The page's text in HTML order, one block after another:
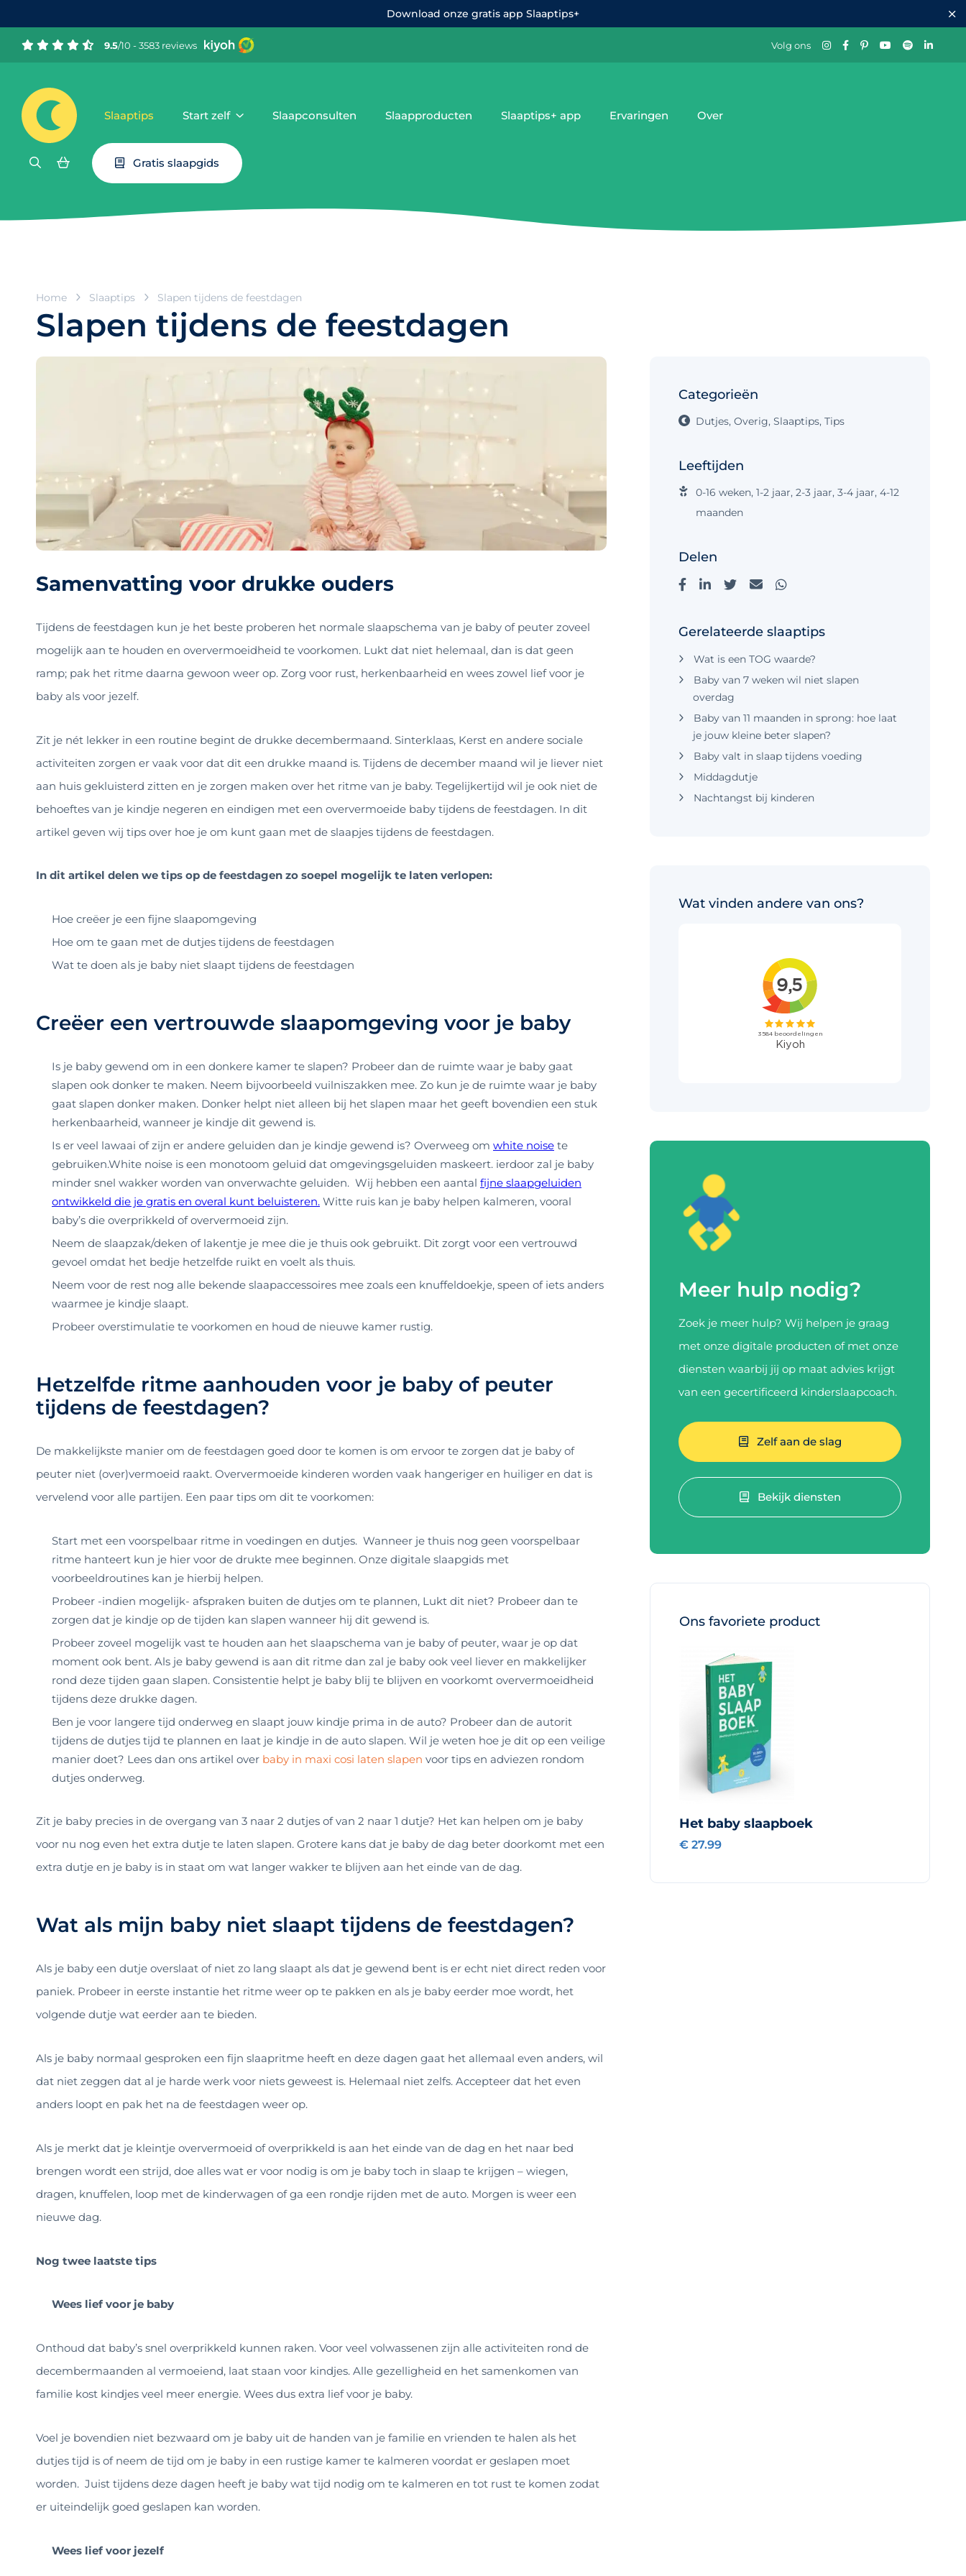
Download onze gratis app Slaaptips+
9.5/10 - 3583 reviews Volg ons
Slaaptips Start zelf Slaapconsulten Slaapproducten Slaaptips+ app Ervaringen Over
Gratis slaapgids
Home Slaaptips Slapen tijdens de feestdagen
Slapen tijdens de feestdagen
Samenvatting voor drukke ouders
Tijdens de feestdagen kun je het beste proberen het normale slaapschema van je baby of peuter zoveel
mogelijk aan te houden en oververmoeidheid te voorkomen. Lukt dat niet helemaal, dan is dat geen
ramp; pak het ritme daarna gewoon weer op. Zorg voor rust, herkenbaarheid en wees zowel lief voor je
baby als voor jezelf.
Zit je nét lekker in een routine begint de drukke decembermaand. Sinterklaas, Kerst en andere sociale
activiteiten zorgen er vaak voor dat dit een drukke maand is. Tijdens de december maand wil je liever niet
aan huis gekluisterd zitten en je zorgen maken over het ritme van je baby. Tegelijkertijd wil je ook niet de
behoeftes van je kindje negeren en eindigen met een oververmoeide baby tijdens de feestdagen. In dit
artikel geven wij tips over hoe je om kunt gaan met de slaapjes tijdens de feestdagen.
In dit artikel delen we tips op de feestdagen zo soepel mogelijk te laten verlopen:
Hoe creëer je een fijne slaapomgeving
Hoe om te gaan met de dutjes tijdens de feestdagen
Wat te doen als je baby niet slaapt tijdens de feestdagen
Creëer een vertrouwde slaapomgeving voor je baby
Is je baby gewend om in een donkere kamer te slapen? Probeer dan de ruimte waar je baby gaat
slapen ook donker te maken. Neem bijvoorbeeld vuilniszakken mee. Zo kun je de ruimte waar je baby
gaat slapen donker maken. Donker helpt niet alleen bij het slapen maar het geeft bovendien een stuk
herkenbaarheid, wanneer je kindje dit gewend is.
Is er veel lawaai of zijn er andere geluiden dan je kindje gewend is? Overweeg om white noise te
gebruiken.White noise is een monotoom geluid dat omgevingsgeluiden maskeert. ierdoor zal je baby
minder snel wakker worden van onverwachte geluiden. Wij hebben een aantal fijne slaapgeluiden
ontwikkeld die je gratis en overal kunt beluisteren. Witte ruis kan je baby helpen kalmeren, vooral
baby’s die overprikkeld of oververmoeid zijn.
Neem de slaapzak/deken of lakentje je mee die je thuis ook gebruikt. Dit zorgt voor een vertrouwd
gevoel omdat het bedje hetzelfde ruikt en voelt als thuis.
Neem voor de rest nog alle bekende slaapaccessoires mee zoals een knuffeldoekje, speen of iets anders
waarmee je kindje slaapt.
Probeer overstimulatie te voorkomen en houd de nieuwe kamer rustig.
Hetzelfde ritme aanhouden voor je baby of peuter
tijdens de feestdagen?
De makkelijkste manier om de feestdagen goed door te komen is om ervoor te zorgen dat je baby of
peuter niet (over)vermoeid raakt. Oververmoeide kinderen worden vaak hangeriger en huiliger en dat is
vervelend voor alle partijen. Een paar tips om dit te voorkomen:
Start met een voorspelbaar ritme in voedingen en dutjes. Wanneer je thuis nog geen voorspelbaar
ritme hanteert kun je hier voor de drukte mee beginnen. Onze digitale slaapgids met
voorbeeldroutines kan je hierbij helpen.
Probeer -indien mogelijk- afspraken buiten de dutjes om te plannen, Lukt dit niet? Probeer dan te
zorgen dat je kindje op de tijden kan slapen wanneer hij dit gewend is.
Probeer zoveel mogelijk vast te houden aan het slaapschema van je baby of peuter, waar je op dat
moment ook bent. Als je baby gewend is aan dit ritme dan zal je baby ook veel liever en makkelijker
rond deze tijden gaan slapen. Consistentie helpt je baby blij te blijven en voorkomt oververmoeidheid
tijdens deze drukke dagen.
Ben je voor langere tijd onderweg en slaapt jouw kindje prima in de auto? Probeer dan de autorit
tijdens de dutjes tijd te plannen en laat je kindje in de auto slapen. Wil je weten hoe je dit op een veilige
manier doet? Lees dan ons artikel over baby in maxi cosi laten slapen voor tips en adviezen rondom
dutjes onderweg.
Zit je baby precies in de overgang van 3 naar 2 dutjes of van 2 naar 1 dutje? Het kan helpen om je baby
voor nu nog even het extra dutje te laten slapen. Grotere kans dat je baby de dag beter doorkomt met een
extra dutje en je baby is in staat om wat langer wakker te blijven aan het einde van de dag.
Wat als mijn baby niet slaapt tijdens de feestdagen?
Als je baby een dutje overslaat of niet zo lang slaapt als dat je gewend bent is er echt niet direct reden voor
paniek. Probeer in eerste instantie het ritme weer op te pakken en als je baby eerder moe wordt, het
volgende dutje wat eerder aan te bieden.
Als je baby normaal gesproken een fijn slaapritme heeft en deze dagen gaat het allemaal even anders, wil
dat niet zeggen dat al je harde werk voor niets geweest is. Helemaal niet zelfs. Accepteer dat het even
anders loopt en pak het na de feestdagen weer op.
Als je merkt dat je kleintje oververmoeid of overprikkeld is aan het einde van de dag en het naar bed
brengen wordt een strijd, doe alles wat er voor nodig is om je baby toch in slaap te krijgen – wiegen,
dragen, knuffelen, loop met de kinderwagen of ga een rondje rijden met de auto. Morgen is weer een
nieuwe dag.
Nog twee laatste tips
Wees lief voor je baby
Onthoud dat baby’s snel overprikkeld kunnen raken. Voor veel volwassenen zijn alle activiteiten rond de
decembermaanden al vermoeiend, laat staan voor kindjes. Alle gezelligheid en het samenkomen van
familie kost kindjes veel meer energie. Wees dus extra lief voor je baby.
Voel je bovendien niet bezwaard om je baby uit de handen van je familie en vrienden te halen als het
dutjes tijd is of neem de tijd om je baby in een rustige kamer te kalmeren voordat er geslapen moet
worden. Juist tijdens deze dagen heeft je baby wat tijd nodig om te kalmeren en tot rust te komen zodat
er uiteindelijk goed geslapen kan worden.
Wees lief voor jezelf
Categorieën
Dutjes, Overig, Slaaptips, Tips
Leeftijden
0-16 weken, 1-2 jaar, 2-3 jaar, 3-4 jaar, 4-12
maanden
Delen
Gerelateerde slaaptips
Wat is een TOG waarde?
Baby van 7 weken wil niet slapen
overdag
Baby van 11 maanden in sprong: hoe laat
je jouw kleine beter slapen?
Baby valt in slaap tijdens voeding
Middagdutje
Nachtangst bij kinderen
Wat vinden andere van ons?
Meer hulp nodig?
Zoek je meer hulp? Wij helpen je graag
met onze digitale producten of met onze
diensten waarbij jij op maat advies krijgt
van een gecertificeerd kinderslaapcoach.
Zelf aan de slag
Bekijk diensten
Ons favoriete product
Het baby slaapboek
€ 27.99